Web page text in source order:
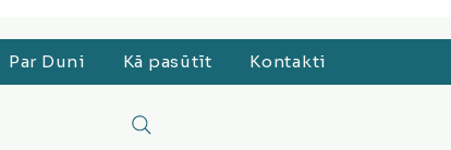
Par Duni Kā pasūtīt Kontakti